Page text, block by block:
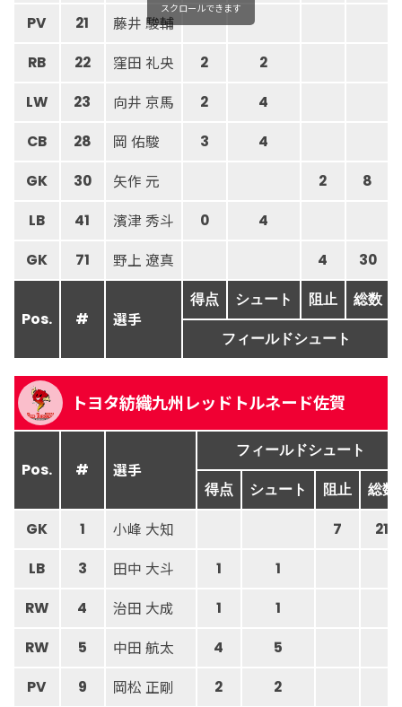
PV 21 藤井 駿輔
RB 22 窪田 礼央 2 2
LW 23 向井 京馬 2 4
CB 28 岡 佑駿 3 4
GK 30 矢作 元 2 8
LB 41 濱津 秀斗 0 4
GK 71 野上 遼真 4 30
Pos. # 選手
得点 シュート 阻止 総数
フィールドシュート
スクロールできます
トヨタ紡織九州レッドトルネード佐賀
Pos. # 選手
フィールドシュート
得点 シュート 阻止 総数
GK 1 小峰 大知 7 21
LB 3 田中 大斗 1 1
RW 4 治田 大成 1 1
RW 5 中田 航太 4 5
PV 9 岡松 正剛 2 2